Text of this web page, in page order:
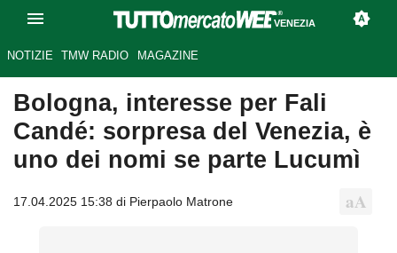
VENEZIA
NOTIZIE TMW RADIO MAGAZINE
Bologna, interesse per Fali
Candé: sorpresa del Venezia, è
uno dei nomi se parte Lucumì
17.04.2025 15:38 di Pierpaolo Matrone